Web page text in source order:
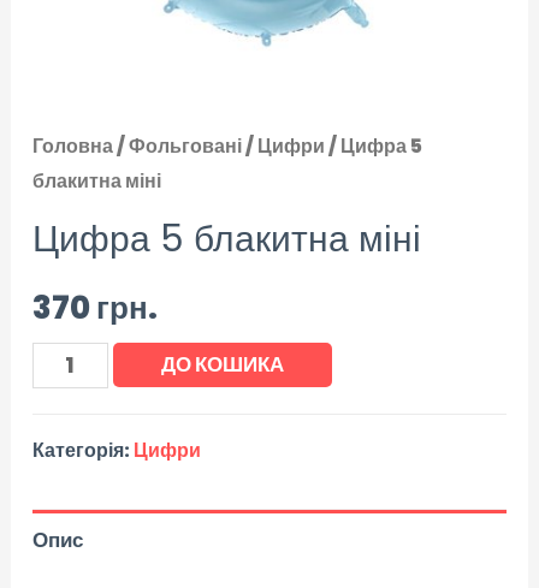
Головна/Фольговані/Цифри/ Цифра 5
блакитна міні
Цифра 5 блакитна міні
370грн.
ДО КОШИКА
Категорія: Цифри
Опис